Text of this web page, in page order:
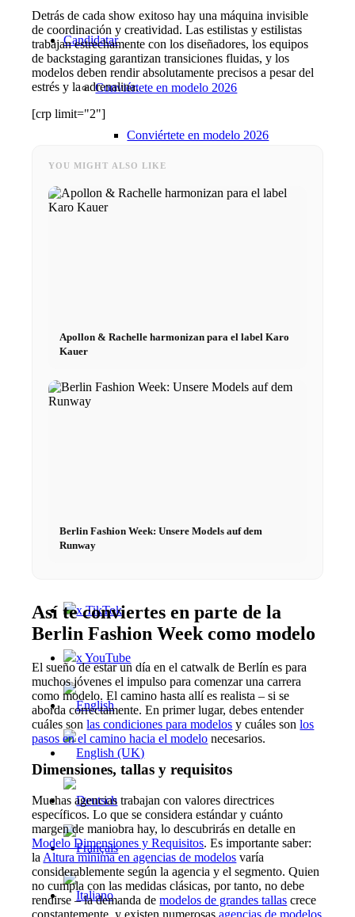
Candidatar
Conviértete en modelo 2026
Conviértete en modelo 2026
x TikTok
x YouTube
Detrás de cada show exitoso hay una máquina invisible
de coordinación y creatividad. Las estilistas y estilistas
trabajan estrechamente con los diseñadores, los equipos
de backstaging garantizan transiciones fluidas, y los
modelos deben rendir absolutamente precisos a pesar del
estrés y la adrenalina.
[crp limit="2"]
YOU MIGHT ALSO LIKE
Apollon & Rachelle harmonizan para el label Karo
Kauer
Berlin Fashion Week: Unsere Models auf dem
Runway
Así te conviertes en parte de la
Berlin Fashion Week como modelo
El sueño de estar un día en el catwalk de Berlín es para
muchos jóvenes el impulso para comenzar una carrera
como modelo. El camino hasta allí es realista – si se
aborda correctamente. En primer lugar, debes entender
cuáles sonlas condiciones para modelos y cuáles sonlos
pasos en el camino hacia el modelo necesarios.
Dimensiones, tallas y requisitos
Muchas agencias trabajan con valores directrices
específicos. Lo que se considera estándar y cuánto
margen de maniobra hay, lo descubrirás en detalle en
Modelo Dimensiones y Requisitos. Es importante saber:
la Altura mínima en agencias de modelos varía
considerablemente según la agencia y el segmento. Quien
no cumpla con las medidas clásicas, por tanto, no debe
rendirse – la demanda demodelos de grandes tallas crece
constantemente, y existen numerosasagencias de modelos